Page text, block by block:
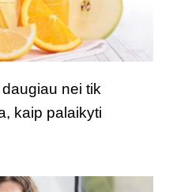
nei tik
kaip palaikyti